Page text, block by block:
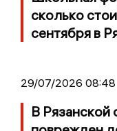
сколько
сентября в
29/07/2026 08:48
В